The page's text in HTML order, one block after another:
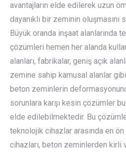
avantajların elde edilerek uzun
dayanıklı bir zeminin oluşmasını
Büyük oranda inşaat alanlarında
çözümleri hemen her alanda
alanları, fabrikalar, geniş açık
zemine sahip kamusal alanlar
beton zeminlerin
sorunlara karşı kesin çözümler
elde edilebilmektedir. Bu
teknolojik cihazlar arasında en ön
cihazları, beton zeminlerden kirli